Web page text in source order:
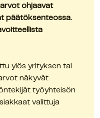
ohjaavat
päätöksenteossa.
ylös yrityksen tai
näkyvät
työyhteisön
valittuja